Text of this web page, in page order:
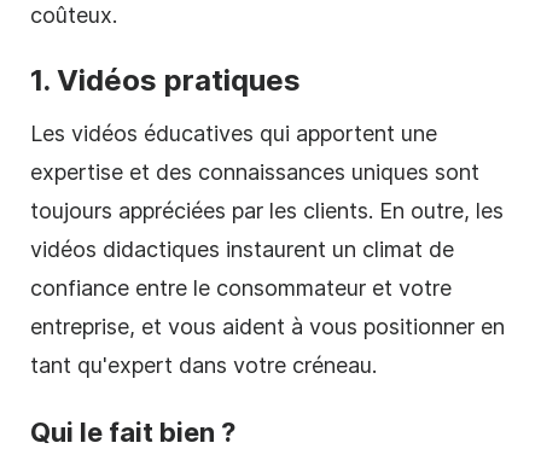
coûteux.
1. Vidéos pratiques
Les vidéos éducatives qui apportent une
expertise et des connaissances uniques sont
toujours appréciées par les clients. En outre, les
vidéos didactiques instaurent un climat de
confiance entre le consommateur et votre
entreprise, et vous aident à vous positionner en
tant qu'expert dans votre créneau.
Qui le fait bien ?